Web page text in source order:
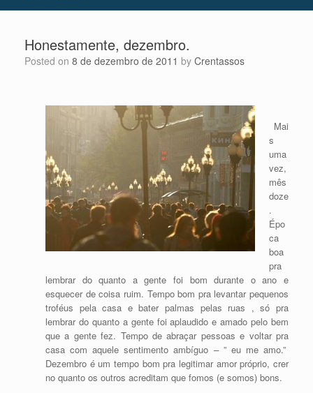
Honestamente, dezembro.
Posted on 8 de dezembro de 2011 by Crentassos
Mai
s
uma
vez,
mês
doze
.
Épo
ca
boa
pra
lembrar do quanto a gente foi bom durante o ano e
esquecer de coisa ruim. Tempo bom pra levantar pequenos
troféus pela casa e bater palmas pelas ruas , só pra
lembrar do quanto a gente foi aplaudido e amado pelo bem
que a gente fez. Tempo de abraçar pessoas e voltar pra
casa com aquele sentimento ambíguo – ” eu me amo.”
Dezembro é um tempo bom pra legitimar amor próprio, crer
no quanto os outros acreditam que fomos (e somos) bons.